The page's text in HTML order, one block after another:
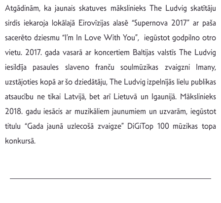
Atgādinām, ka jaunais skatuves mākslinieks The Ludvig skatītāju
sirdis iekaroja lokālajā Eirovīzijas alasē “Supernova 2017” ar paša
sacerēto dziesmu “I’m In Love With You”, iegūstot godpilno otro
vietu. 2017. gada vasarā ar koncertiem Baltijas valstīs The Ludvig
iesildīja pasaules slaveno franču soulmūzikas zvaigzni Imany,
uzstājoties kopā ar šo dziedātāju, The Ludvig izpelnījās lielu publikas
atsaucību ne tikai Latvijā, bet arī Lietuvā un Igaunijā. Mākslinieks
2018. gadu iesācis ar muzikāliem jaunumiem un uzvarām, iegūstot
titulu “Gada jaunā uzlecošā zvaigze” DiGiTop 100 mūzikas topa
konkursā.